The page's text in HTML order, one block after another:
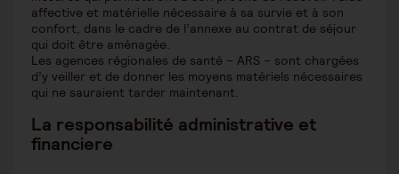
affective et matérielle nécessaire à sa survie et à son
confort, dans le cadre de l’annexe au contrat de séjour
qui doit être aménagée.
Les agences régionales de santé – ARS – sont chargées
d’y veiller et de donner les moyens matériels nécessaires
qui ne sauraient tarder maintenant.
La responsabilité administrative et
financiere